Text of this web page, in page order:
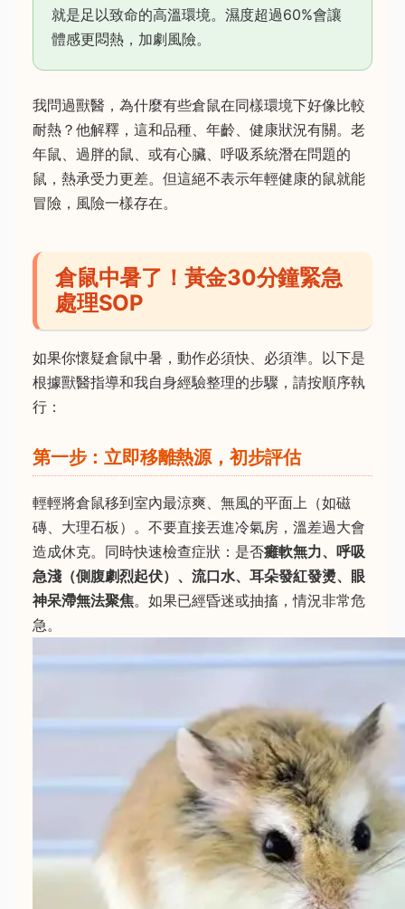
就是足以致命的高溫環境。濕度超過60%會讓
體感更悶熱，加劇風險。
我問過獸醫，為什麼有些倉鼠在同樣環境下好像比較
耐熱？他解釋，這和品種、年齡、健康狀況有關。老
年鼠、過胖的鼠、或有心臟、呼吸系統潛在問題的
鼠，熱承受力更差。但這絕不表示年輕健康的鼠就能
冒險，風險一樣存在。
倉鼠中暑了！黃金30分鐘緊急
處理SOP
如果你懷疑倉鼠中暑，動作必須快、必須準。以下是
根據獸醫指導和我自身經驗整理的步驟，請按順序執
行：
第一步：立即移離熱源，初步評估
輕輕將倉鼠移到室內最涼爽、無風的平面上（如磁
磚、大理石板）。不要直接丟進冷氣房，溫差過大會
造成休克。同時快速檢查症狀：是否癱軟無力、呼吸
急淺（側腹劇烈起伏）、流口水、耳朵發紅發燙、眼
神呆滯無法聚焦。如果已經昏迷或抽搐，情況非常危
急。